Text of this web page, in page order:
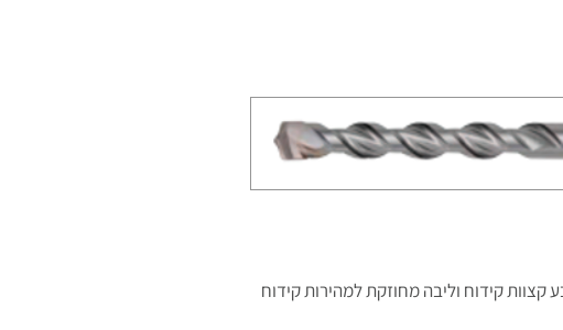
קידוח וליבה מחוזקת למהירות קידוח